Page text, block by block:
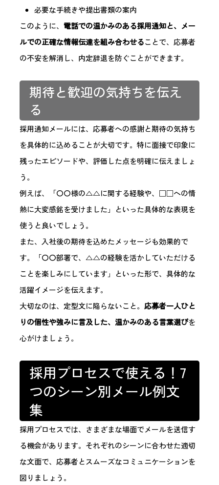
必要な手続きや提出書類の案内
このように、 電話での温かみのある採用通知と、メー
ルでの正確な情報伝達を組み合わせることで、応募者
の不安を解消し、内定辞退を防ぐことができます。
期待と歓迎の気持ちを伝え
る
採用通知メールには、応募者への感謝と期待の気持ち
を具体的に込めることが大切です。特に面接で印象に
残ったエピソードや、評価した点を明確に伝えましょ
う。
例えば、「〇〇様の△△に関する経験や、□□への情
熱に大変感銘を受けました」といった具体的な表現を
使うと良いでしょう。
また、入社後の期待を込めたメッセージも効果的で
す。「〇〇部署で、△△の経験を活かしていただける
ことを楽しみにしています」といった形で、具体的な
活躍イメージを伝えます。
大切なのは、定型文に陥らないこと。 応募者一人ひと
りの個性や強みに言及した、温かみのある言葉選びを
心がけましょう。
採用プロセスで使える！7
つのシーン別メール例文
集
採用プロセスでは、さまざまな場面でメールを送信す
る機会があります。それぞれのシーンに合わせた適切
な文面で、応募者とスムーズなコミュニケーションを
図りましょう。